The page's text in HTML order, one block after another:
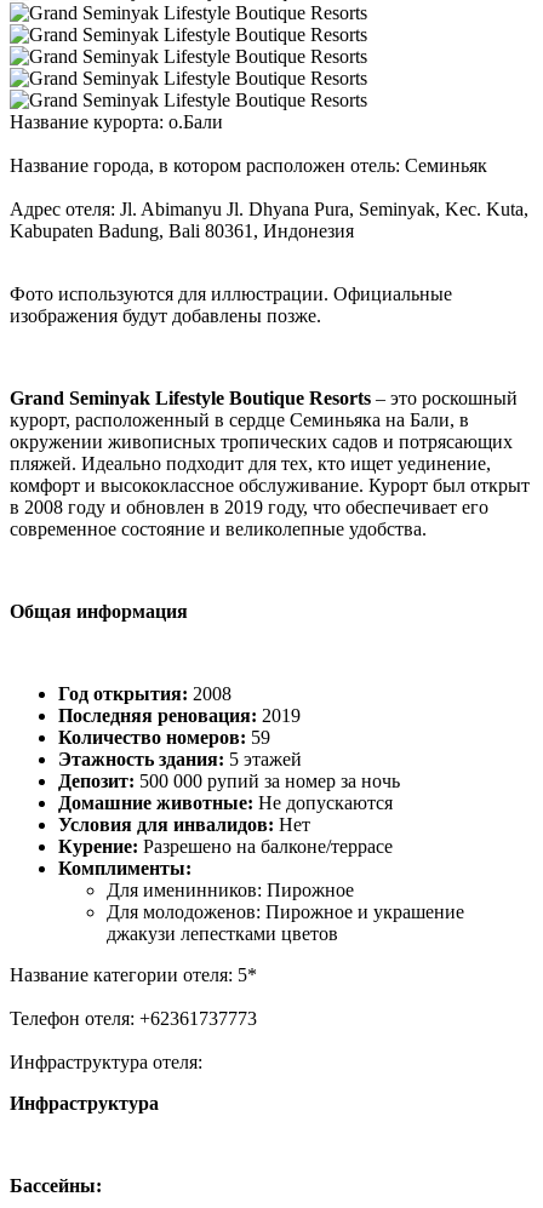
Название курорта: о.Бали
Название города, в котором расположен отель: Семиньяк
Адрес отеля: Jl. Abimanyu Jl. Dhyana Pura, Seminyak, Kec. Kuta,
Kabupaten Badung, Bali 80361, Индонезия
Фото используются для иллюстрации. Официальные
изображения будут добавлены позже.
Grand Seminyak Lifestyle Boutique Resorts – это роскошный
курорт, расположенный в сердце Семиньяка на Бали, в
окружении живописных тропических садов и потрясающих
пляжей. Идеально подходит для тех, кто ищет уединение,
комфорт и высококлассное обслуживание. Курорт был открыт
в 2008 году и обновлен в 2019 году, что обеспечивает его
современное состояние и великолепные удобства.
Общая информация
Год открытия: 2008
Последняя реновация: 2019
Количество номеров: 59
Этажность здания: 5 этажей
Депозит: 500 000 рупий за номер за ночь
Домашние животные: Не допускаются
Условия для инвалидов: Нет
Курение: Разрешено на балконе/террасе
Комплименты:
Для именинников: Пирожное
Для молодоженов: Пирожное и украшение
джакузи лепестками цветов
Название категории отеля: 5*
Телефон отеля: +62361737773
Инфраструктура отеля:
Инфраструктура
Бассейны: